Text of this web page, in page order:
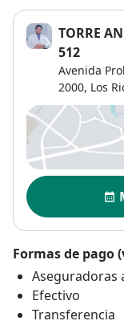
TORRE
512
Avenida
2000, Los
Disponibilidad
Formas de pago
Aseguradoras
Efectivo
Transferencia